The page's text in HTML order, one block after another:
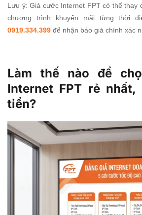
Lưu ý: Giá cước Internet FPT có thể thay
chương trình khuyến mãi từng thời
0919.334.399 để nhận báo giá chính xác
Làm thế nào để
Internet FPT rẻ
tiền?